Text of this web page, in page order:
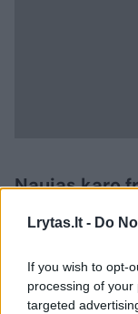
Lrytas.lt - Do
If you wish to opt-
processing of
targeted
Naujas karo
mažiausiai
įlankos